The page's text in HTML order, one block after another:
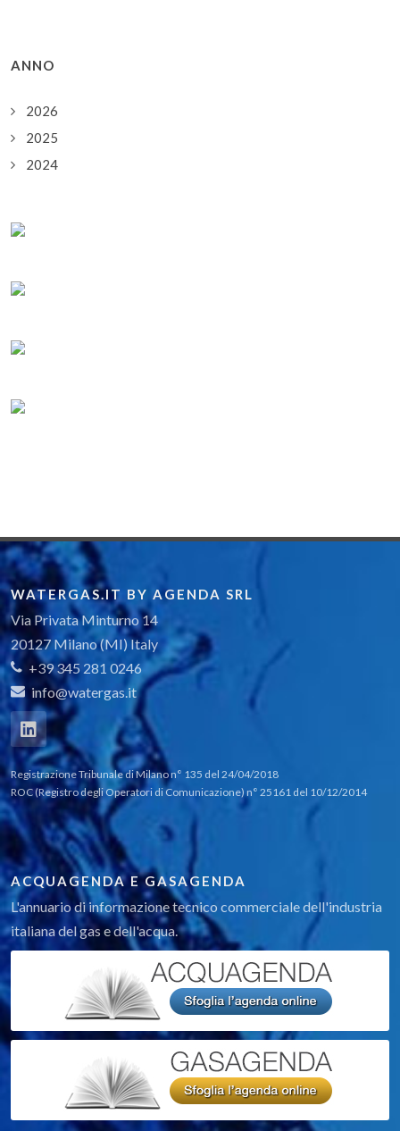
ANNO
2026
2025
2024
WATERGAS.IT BY AGENDA SRL
Via Privata Minturno 14
20127 Milano (MI) Italy
+39 345 281 0246
info@watergas.it
Registrazione Tribunale di Milano n° 135 del 24/04/2018
ROC (Registro degli Operatori di Comunicazione) n° 25161 del 10/12/2014
ACQUAGENDA E GASAGENDA
L'annuario di informazione tecnico commerciale dell'industria
italiana del gas e dell'acqua.